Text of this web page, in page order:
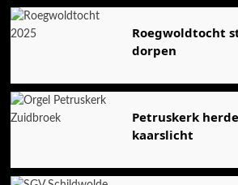
Roegwoldtocht
dorpen
Petruskerk
kaarslicht